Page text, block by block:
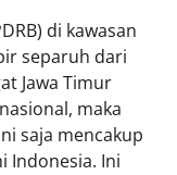
di kawasan
separuh dari
Jawa Timur
maka
saja mencakup
Indonesia. Ini